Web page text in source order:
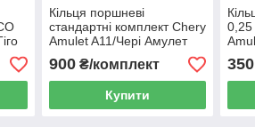
Кільця поршневі
стандартні комплект Chery
Amulet A11/Чері Амулет
А11 - 480EF-1004030
900₴/комплект
Купити
0,25
А11
350